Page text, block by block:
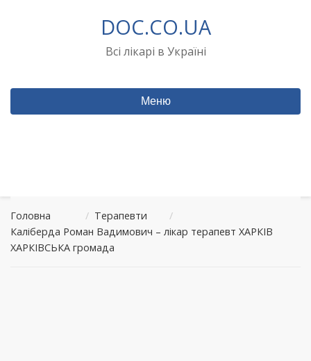
DOC.CO.UA
Всі лікарі в Україні
Меню
Головна / Терапевти
/
Каліберда Роман Вадимович – лікар терапевт ХАРКІВ
ХАРКІВСЬКА громада